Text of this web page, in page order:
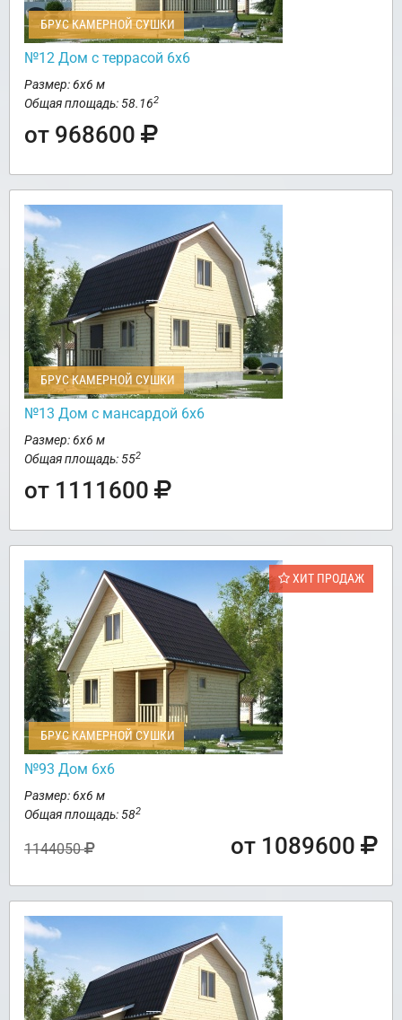
БРУС КАМЕРНОЙ СУШКИ
№12 Дом с террасой 6х6
Размер: 6х6 м
Общая площадь: 58.162
от 968600
БРУС КАМЕРНОЙ СУШКИ
№13 Дом с мансардой 6х6
Размер: 6х6 м
Общая площадь: 552
от 1111600
ХИТ ПРОДАЖ
БРУС КАМЕРНОЙ СУШКИ
№93 Дом 6х6
Размер: 6х6 м
Общая площадь: 582
1144050 от 1089600